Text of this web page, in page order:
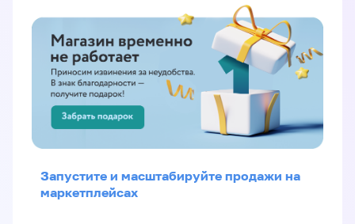
Запустите и масштабируйте продажи на
маркетплейсах